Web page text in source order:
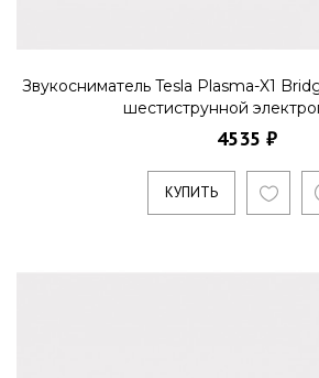
Звукосниматель Tesla Plasma-X1
шестиструнной
4535 ₽
КУПИТЬ